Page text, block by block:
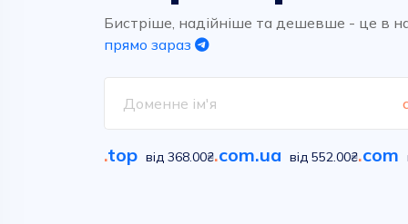
Бистріше, надійніше та дешевше - це в
прямо зараз
.top від 368.00₴.com.ua від 552.00₴.com
Обирайте вільні імена у
сотнях класичних та новітніх
домених зон